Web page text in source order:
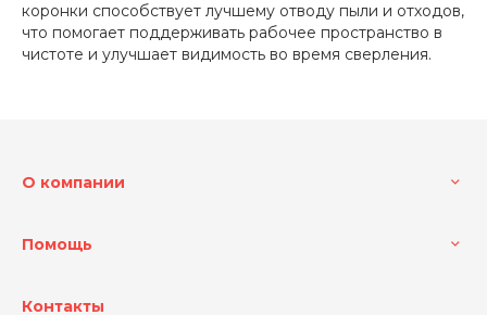
коронки способствует лучшему отводу пыли и отходов,
что помогает поддерживать рабочее пространство в
чистоте и улучшает видимость во время сверления.
О компании
Помощь
Контакты